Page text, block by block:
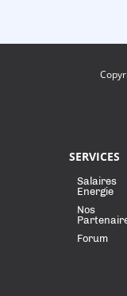
SERVICES
Salaires
Energie
Nos
Forum